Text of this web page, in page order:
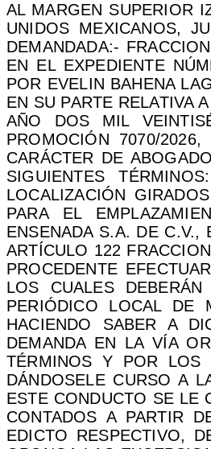
AL MARGEN SUPERIOR
UNIDOS MEXICANOS,
DEMANDADA:-
EN EL EXPEDIENTE
POR EVELIN BAHENA
EN SU PARTE RELATIVA
AÑO DOS MIL
PROMOCIÓN 7070/
CARÁCTER DE
SIGUIENTES
LOCALIZACIÓN
PARA EL
ENSENADA S.A. DE C.V.,
ARTÍCULO 122
PROCEDENTE
LOS CUALES
PERIÓDICO LOCAL DE
HACIENDO SABER A
DEMANDA EN LA VÍA
TÉRMINOS Y POR LOS
DÁNDOSELE CURSO A
ESTE CONDUCTO SE LE
CONTADOS A PARTIR
EDICTO RESPECTIVO,